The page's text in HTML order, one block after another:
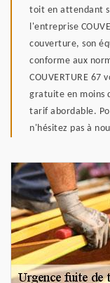
toit en attendant
l'entreprise
couverture, son
conforme aux
COUVERTURE
gratuite en moins
tarif abordable.
n'hésitez pas à